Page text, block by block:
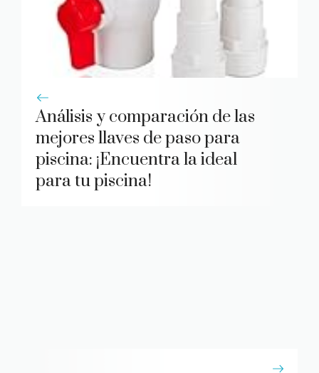
Análisis y comparación de las
mejores llaves de paso para
piscina: ¡Encuentra la ideal
para tu piscina!